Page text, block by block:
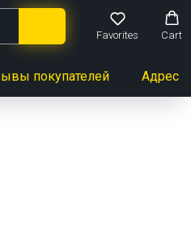
Favorites Cart
покупателей Адреса